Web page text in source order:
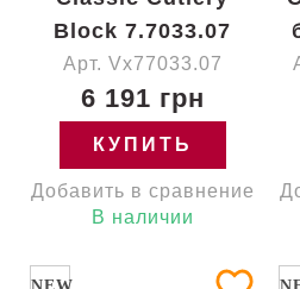
Block 7.7033.07
Арт. Vx77033.07
6 191 грн
КУПИТЬ
Добавить в сравнение
В наличии